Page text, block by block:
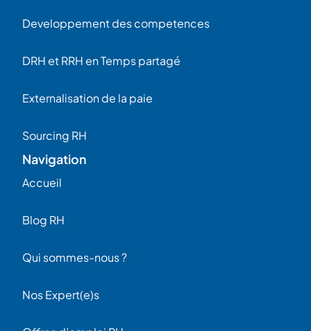
Developpement des competences
DRH et RRH en Temps partagé
Externalisation de la paie
Sourcing RH
Navigation
Accueil
Blog RH
Qui sommes-nous ?
Nos Expert(e)s